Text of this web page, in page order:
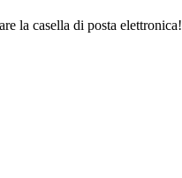
la casella di posta elettronica!